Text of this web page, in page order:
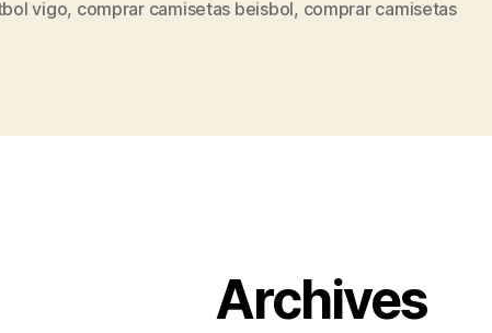
vigo, comprar camisetas beisbol, comprar camisetas
Archives